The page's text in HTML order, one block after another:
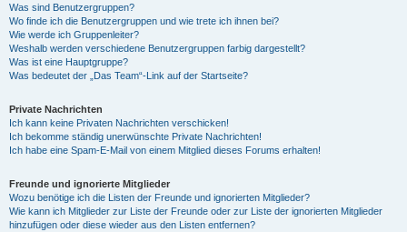
Was sind Benutzergruppen?
Wo finde ich die Benutzergruppen und wie trete ich ihnen bei?
Wie werde ich Gruppenleiter?
Weshalb werden verschiedene Benutzergruppen farbig dargestellt?
Was ist eine Hauptgruppe?
Was bedeutet der „Das Team“-Link auf der Startseite?
Private Nachrichten
Ich kann keine Privaten Nachrichten verschicken!
Ich bekomme ständig unerwünschte Private Nachrichten!
Ich habe eine Spam-E-Mail von einem Mitglied dieses Forums erhalten!
Freunde und ignorierte Mitglieder
Wozu benötige ich die Listen der Freunde und ignorierten Mitglieder?
Wie kann ich Mitglieder zur Liste der Freunde oder zur Liste der ignorierten Mitglieder
hinzufügen oder diese wieder aus den Listen entfernen?